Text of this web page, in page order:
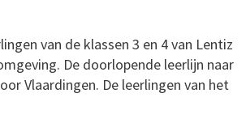
van de klassen 3 en 4 van Lentiz
De doorlopende leerlijn naar
Vlaardingen. De leerlingen van het